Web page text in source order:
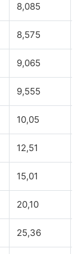
8,085
8,575
9,065
9,555
10,05
12,51
15,01
20,10
25,36